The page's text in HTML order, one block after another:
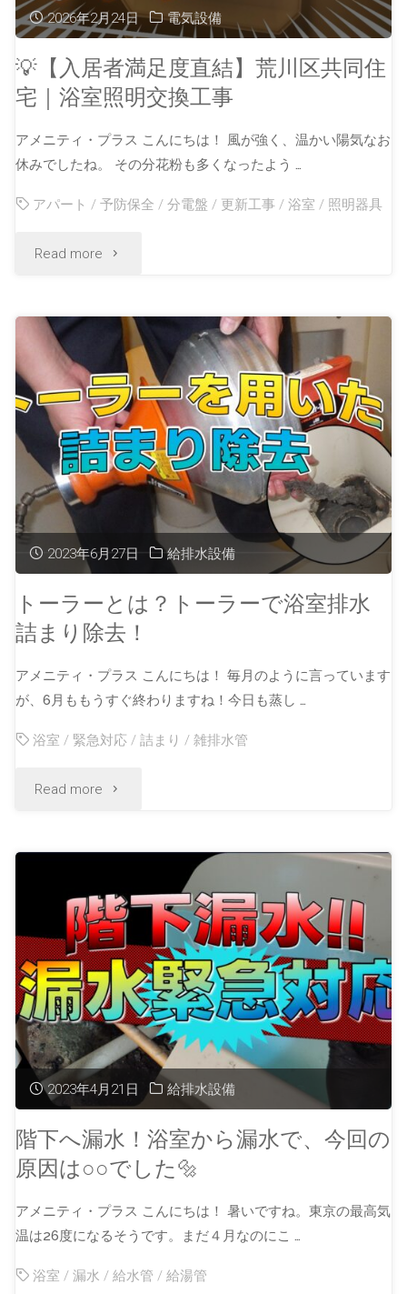
2026年2月24日 電気設備
💡【入居者満足度直結】荒川区共同住
宅｜浴室照明交換工事
アメニティ・プラス こんにちは！ 風が強く、温かい陽気なお
休みでしたね。 その分花粉も多くなったよう …
アパート /予防保全 /分電盤 / 更新工事 /浴室 / 照明器具
Read more
2023年6月27日 給排水設備
トーラーとは？トーラーで浴室排水
詰まり除去！
アメニティ・プラス こんにちは！ 毎月のように言っています
が、6月ももうすぐ終わりますね！今日も蒸し …
浴室 / 緊急対応 /詰まり /雑排水管
Read more
2023年4月21日 給排水設備
階下へ漏水！浴室から漏水で、今回の
原因は○○でした🔩
アメニティ・プラス こんにちは！ 暑いですね。東京の最高気
温は26度になるそうです。まだ４月なのにこ …
浴室 /漏水 /給水管 /給湯管